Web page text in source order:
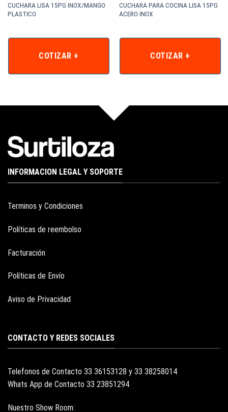
CUCHARA LISA 15PG INOX/MANGO
PLASTICO
COTIZAR +
CUCHARA PARA COCINA LISA 15PG
ACERO INOX
COTIZAR +
INFORMACION LEGAL Y SOPORTE
Terminos y Condiciones
Políticas de reembolso
Facturación
Políticas de Envío
Aviso de Privacidad
CONTACTO Y REDES SOCIALES
Telefonos de Contacto 33 36153128 y 33 38258014
Whats App de Contacto 33 23851294
Nuestro Show Room: